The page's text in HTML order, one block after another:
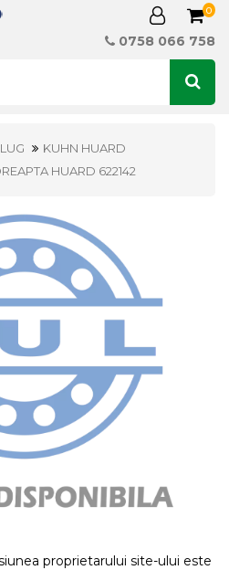
0
0758 066 758
KUHN HUARD
HUARD 622142
proprietarului site-ului este